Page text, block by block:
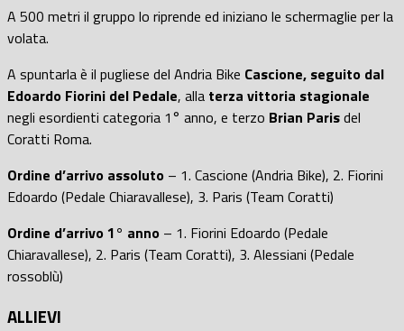
A 500 metri il gruppo lo riprende ed iniziano le schermaglie per la
volata.
A spuntarla è il pugliese del Andria Bike Cascione, seguito dal
Edoardo Fiorini del Pedale, alla terza vittoria stagionale
negli esordienti categoria 1° anno, e terzo Brian Parisdel
Coratti Roma.
Ordine d’arrivo assoluto – 1. Cascione (Andria Bike), 2. Fiorini
Edoardo (Pedale Chiaravallese), 3. Paris (Team Coratti)
Ordine d’arrivo1° anno – 1. Fiorini Edoardo (Pedale
Chiaravallese), 2. Paris (Team Coratti), 3. Alessiani (Pedale
rossoblù)
ALLIEVI